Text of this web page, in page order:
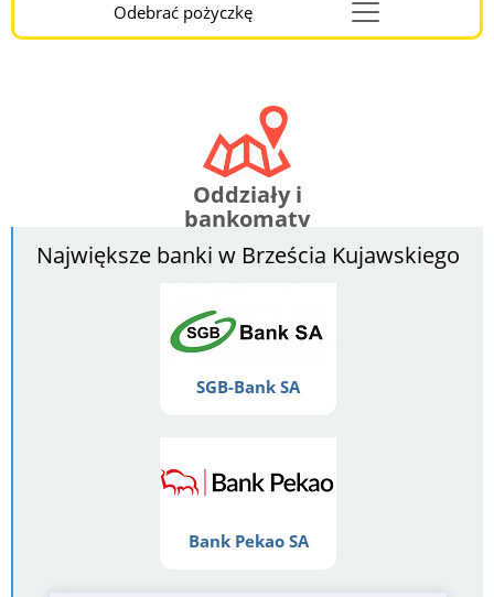
Odebrać pożyczkęMenu
Burger
Oddziały i
bankomaty
Największe banki w Brześcia Kujawskiego
SGB-Bank SA
Bank Pekao SA